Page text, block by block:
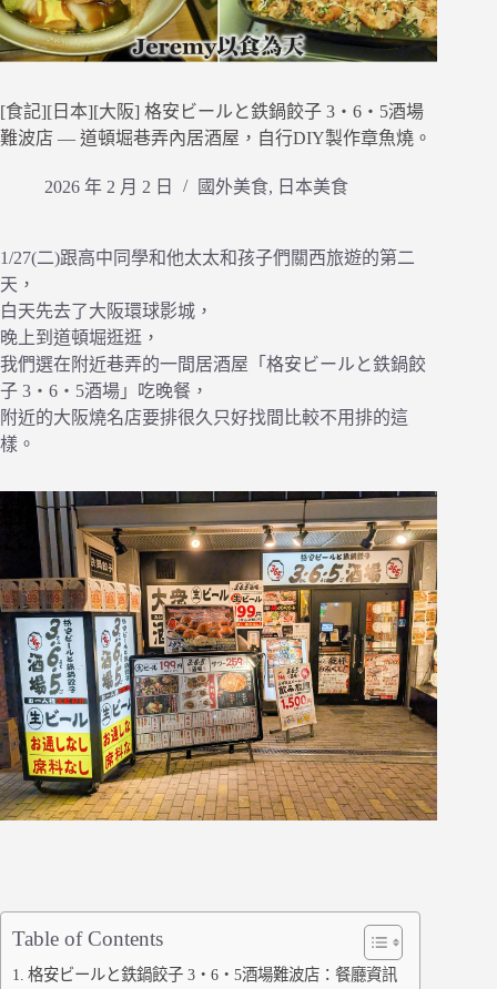
[食記][日本][大阪] 格安ビールと鉄鍋餃子 3・6・5酒場
難波店 — 道頓堀巷弄內居酒屋，自行DIY製作章魚燒。
2026 年 2 月 2 日 國外美食, 日本美食
1/27(二)跟高中同學和他太太和孩子們關西旅遊的第二
天，
白天先去了大阪環球影城，
晚上到道頓堀逛逛，
我們選在附近巷弄的一間居酒屋「格安ビールと鉄鍋餃
子 3・6・5酒場」吃晚餐，
附近的大阪燒名店要排很久只好找間比較不用排的這
樣。
Table of Contents
格安ビールと鉄鍋餃子 3・6・5酒場難波店：餐廳資訊